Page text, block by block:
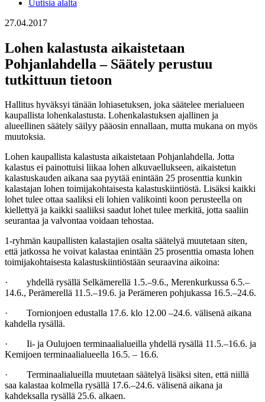
Uutisia alalta
27.04.2017
Lohen kalastusta aikaistetaan
Pohjanlahdella – Säätely perustuu
tutkittuun tietoon
Hallitus hyväksyi tänään lohiasetuksen, joka säätelee merialueen
kaupallista lohenkalastusta. Lohenkalastuksen ajallinen ja
alueellinen säätely säilyy pääosin ennallaan, mutta mukana on myös
muutoksia.
Lohen kaupallista kalastusta aikaistetaan Pohjanlahdella. Jotta
kalastus ei painottuisi liikaa lohen alkuvaellukseen, aikaistetun
kalastuskauden aikana saa pyytää enintään 25 prosenttia kunkin
kalastajan lohen toimijakohtaisesta kalastuskiintiöstä. Lisäksi kaikki
lohet tulee ottaa saaliksi eli lohien valikointi koon perusteella on
kiellettyä ja kaikki saaliiksi saadut lohet tulee merkitä, jotta saaliin
seurantaa ja valvontaa voidaan tehostaa.
1-ryhmän kaupallisten kalastajien osalta säätelyä muutetaan siten,
että jatkossa he voivat kalastaa enintään 25 prosenttia omasta lohen
toimijakohtaisesta kalastuskiintiöstään seuraavina aikoina:
· yhdellä rysällä Selkämerellä 1.5.–9.6., Merenkurkussa 6.5.–
14.6., Perämerellä 11.5.–19.6. ja Perämeren pohjukassa 16.5.–24.6.
· Tornionjoen edustalla 17.6. klo 12.00 –24.6. välisenä aikana
kahdella rysällä.
· Ii- ja Oulujoen terminaalialueilla yhdellä rysällä 11.5.–16.6. ja
Kemijoen terminaalialueella 16.5. – 16.6.
· Terminaalialueilla muutetaan säätelyä lisäksi siten, että niillä
saa kalastaa kolmella rysällä 17.6.–24.6. välisenä aikana ja
kahdeksalla rysällä 25.6. alkaen.